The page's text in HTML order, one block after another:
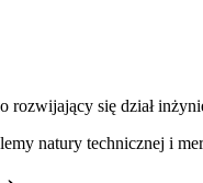
rozwijający się dział
natury technicznej i